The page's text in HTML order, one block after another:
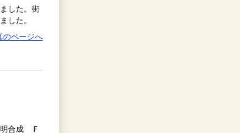
した。街
した。
ページへ
合成 Ｆ